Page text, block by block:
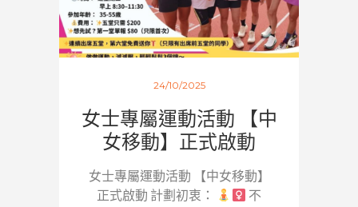
24/10/2025
女士專屬運動活動 【中
女移動】正式啟動
女士專屬運動活動 【中女移動】
正式啟動 計劃初衷：
不